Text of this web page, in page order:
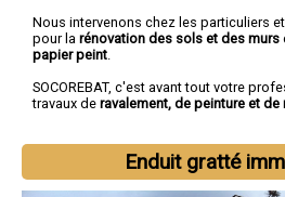
Nous intervenons chez les particuliers
pour la rénovation des sols et des murs
papier peint.
SOCOREBAT, c'est avant tout votre
travaux de ravalement, de peinture et de
Enduit gratté